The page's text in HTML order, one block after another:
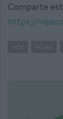
Comparte
https://